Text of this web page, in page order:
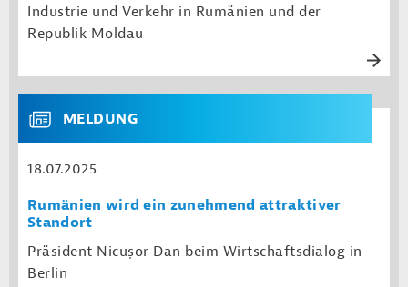
Industrie und Verkehr in Rumänien und der
Republik Moldau
MELDUNG
18.07.2025
Rumänien wird ein zunehmend attraktiver
Standort
Präsident Nicușor Dan beim Wirtschaftsdialog in
Berlin